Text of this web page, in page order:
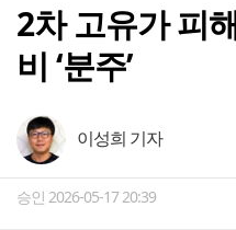
2차 고유가 피
비 ‘분주’
이성희 기자
승인 2026-05-17 20:39